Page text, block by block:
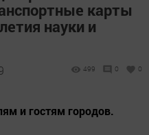
карты
науки и
499 0 0
и гостям городов.